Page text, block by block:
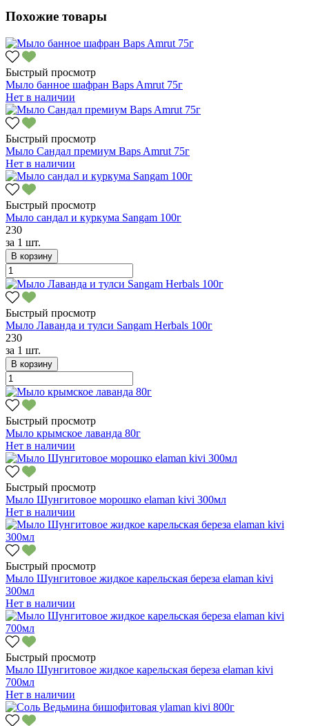
Похожие товары
Быстрый просмотр
Мыло банное шафран Baps Amrut 75г
Нет в наличии
Быстрый просмотр
Мыло Сандал премиум Baps Amrut 75г
Нет в наличии
Быстрый просмотр
Мыло сандал и куркума Sangam 100г
230
за 1 шт.
В корзину
Быстрый просмотр
Мыло Лаванда и тулси Sangam Herbals 100г
230
за 1 шт.
В корзину
Быстрый просмотр
Мыло крымское лаванда 80г
Нет в наличии
Быстрый просмотр
Мыло Шунгитовое морошко elaman kivi 300мл
Нет в наличии
Быстрый просмотр
Мыло Шунгитовое жидкое карельская береза elaman kivi
300мл
Нет в наличии
Быстрый просмотр
Мыло Шунгитовое жидкое карельская береза elaman kivi
700мл
Нет в наличии